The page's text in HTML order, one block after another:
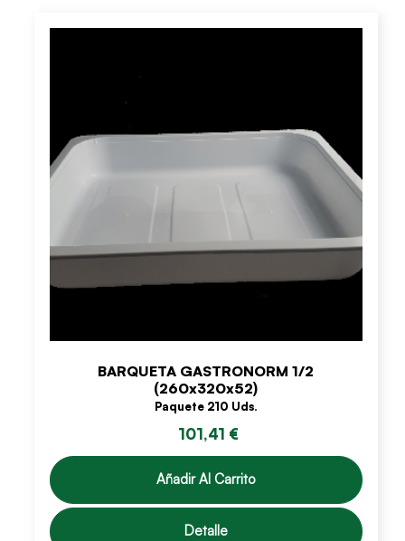
BARQUETA GASTRONORM 1/2
(260x320x52)
Paquete 210 Uds.
101,41 €
Añadir Al Carrito
Detalle